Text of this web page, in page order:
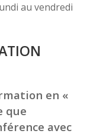
au vendredi
en «
que
avec